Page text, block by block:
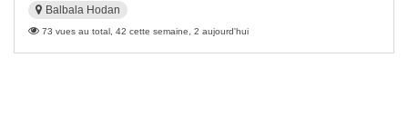
Balbala Hodan
73 vues au total, 42 cette semaine, 2 aujourd'hui